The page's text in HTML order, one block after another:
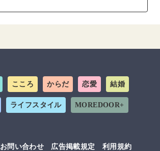
こころ からだ 恋愛 結婚
ライフスタイル MOREDOOR+
お問い合わせ 広告掲載規定 利用規約